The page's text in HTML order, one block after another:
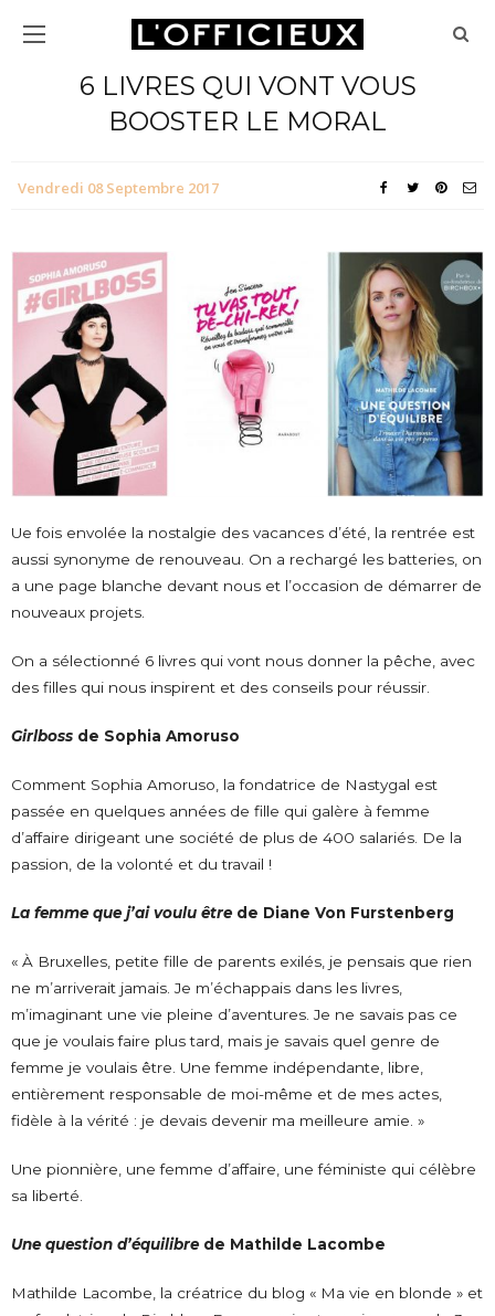
6 LIVRES QUI VONT VOUS
BOOSTER LE MORAL
Vendredi 08 Septembre 2017
Ue fois envolée la nostalgie des vacances d’été, la rentrée est
aussi synonyme de renouveau. On a rechargé les batteries, on
a une page blanche devant nous et l’occasion de démarrer de
nouveaux projets.
On a sélectionné 6 livres qui vont nous donner la pêche, avec
des filles qui nous inspirent et des conseils pour réussir.
Girlboss de Sophia Amoruso
Comment Sophia Amoruso, la fondatrice de Nastygal est
passée en quelques années de fille qui galère à femme
d’affaire dirigeant une société de plus de 400 salariés. De la
passion, de la volonté et du travail !
La femme que j’ai voulu êtrede Diane Von Furstenberg
« À Bruxelles, petite fille de parents exilés, je pensais que rien
ne m’arriverait jamais. Je m’échappais dans les livres,
m’imaginant une vie pleine d’aventures. Je ne savais pas ce
que je voulais faire plus tard, mais je savais quel genre de
femme je voulais être. Une femme indépendante, libre,
entièrement responsable de moi-même et de mes actes,
fidèle à la vérité : je devais devenir ma meilleure amie. »
Une pionnière, une femme d’affaire, une féministe qui célèbre
sa liberté.
Une question d’équilibre de Mathilde Lacombe
Mathilde Lacombe, la créatrice du blog « Ma vie en blonde » et